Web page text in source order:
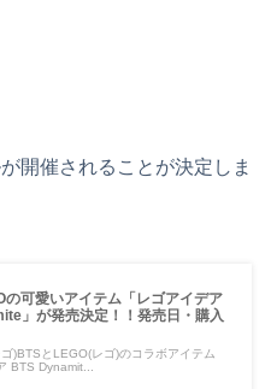
開催されることが決定しま
の可愛いアイテム「レゴアイデア
」が発売決定！！発売日・購入
)BTSとLEGO(レゴ)のコラボアイテム
BTS Dynamit...